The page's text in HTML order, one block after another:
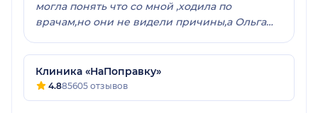
могла понять что со мной ,ходила по
врачам,но они не видели причины,а Ольга
доп.обследование,сейчас прохожу лечение.И
удобно что можно задать вопрос согласно
расписания,и она отвечает. Мне очень
нравиться этот врач!
Клиника «НаПоправку»
4.885605 отзывов